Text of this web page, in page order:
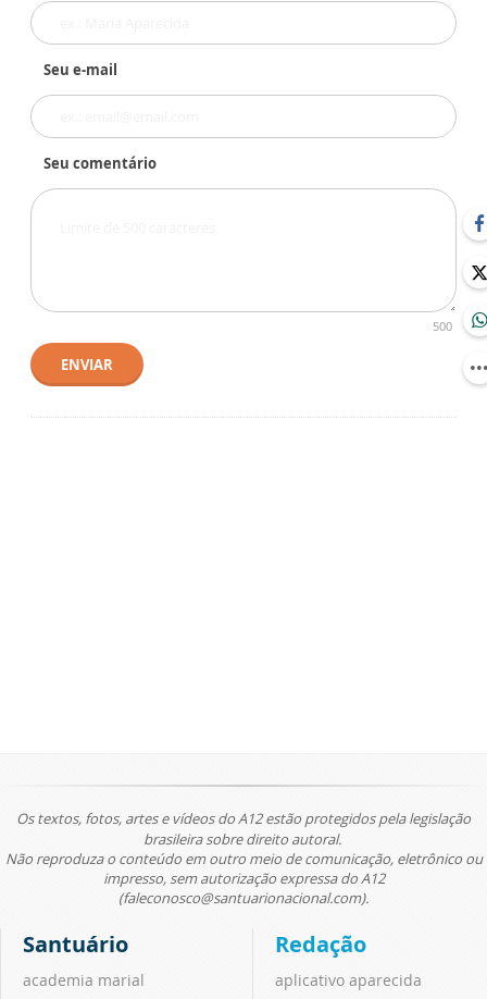
Seu e-mail
Seu comentário
500
ENVIAR
Os textos, fotos, artes e vídeos do A12 estão protegidos pela legislação
brasileira sobre direito autoral.
Não reproduza o conteúdo em outro meio de comunicação, eletrônico ou
impresso, sem autorização expressa do A12
(faleconosco@santuarionacional.com).
Santuário
academia marial
Redação
aplicativo aparecida